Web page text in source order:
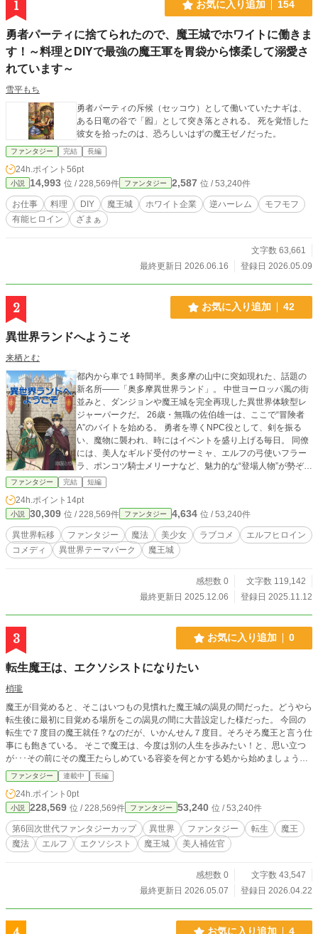
1 お気に入り追加 154
勇者パーティに捨てられたので、魔王城でホワイトに働きま
す！～料理とDIYで最強の魔王軍を胃袋から懐柔して溺愛さ
れています～
雪平もち
勇者パーティの斥候（セッコウ）として働いていたナギは、
ある日竜の谷で「囮」として突き落とされる。 死を覚悟した
彼女を拾ったのは、恐ろしいはずの魔王ゼノだった。
ファンタジー 完結 長編
24h.ポイント 56pt
小説 14,993 位 / 228,569件 ファンタジー 2,587 位 / 53,240件
お仕事 料理 DIY 魔王城 ホワイト企業 逆ハーレム
モフモフ
有能ヒロイン
ざまぁ
文字数 63,661
最終更新日 2026.06.16
登録日 2026.05.09
2 お気に入り追加 42
異世界ランドへようこそ
来栖とむ
都内から車で１時間半。奥多摩の山中に突如現れた、話題の
新名所――「奥多摩異世界ランド」。 中世ヨーロッパ風の街
並みと、ダンジョンや魔王城を完全再現した異世界体験型レ
ジャーパークだ。 26歳・無職の佐伯雄一は、ここで“冒険者
A”のバイトを始める。 勇者を導くNPC役として、剣を振る
い、魔物に襲われ、時にはイベントを盛り上げる毎日。 同僚
には、美人なギルド受付のサーミャ、エルフの弓使いフラー
ラ、ポンコツ騎士メリーナなど、魅力的な“登場人物”が勢ぞろ
い。 ――しかしある日、「魔王が逃げた」という衝撃の知ら
せが入る。 「体格が似てるから」という理由で、雄一は急
遽、魔王役の代役を任されることに。 だが、演技を終えた
後、案内された扉の先にあったのは……本物の異世界だっ
た！ 経営者は魔族、同僚はガチの魔物。 魔王城で始まる、ま
さかの「異世界勤務」生活！ やがて魔王の後継問題に巻き込
まれ、スタンピードも発生（？）の裏で、フラーラとの恋が
×異世界×職場コメディ、開園！
ファンタジー 完結 短編
24h.ポイント 14pt
小説 30,309 位 / 228,569件 ファンタジー 4,634 位 / 53,240件
異世界転移 ファンタジー 魔法 美少女 ラブコメ
エルフヒロイン
コメディ
異世界テーマパーク 魔王城
感想数 0
文字数 119,142
最終更新日 2025.12.06
登録日 2025.11.12
3 お気に入り追加 0
転生魔王は、エクソシストになりたい
梢瓏
魔王が目覚めると、そこはいつもの見慣れた魔王城の謁見の間だった。どうやら
転生後に最初に目覚める場所をこの謁見の間に大昔設定した様だった。 今回の
転生で７度目の魔王就任？なのだが、いかんせん７度目。そろそろ魔王と言う仕
事にも飽きている。 そこで魔王は、今度は別の人生を歩みたい！と、思い立つ
が･･･その前にその魔王たらしめている容姿を何とかする処から始めましょう
と、筆頭補佐官に促される。 魔王は、いつエクソシストになれるのか？
ファンタジー 連載中 長編
24h.ポイント 0pt
小説 228,569 位 / 228,569件 ファンタジー 53,240 位 / 53,240件
第6回次世代ファンタジーカップ 異世界 ファンタジー 転生
魔王
魔法
エルフ エクソシスト 魔王城 美人補佐官
感想数 0
文字数 43,547
最終更新日 2026.05.07
登録日 2026.04.22
お気に入り追加 4